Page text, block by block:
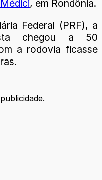
, em Rondônia.
Federal (PRF), a
chegou a 50
a rodovia ficasse